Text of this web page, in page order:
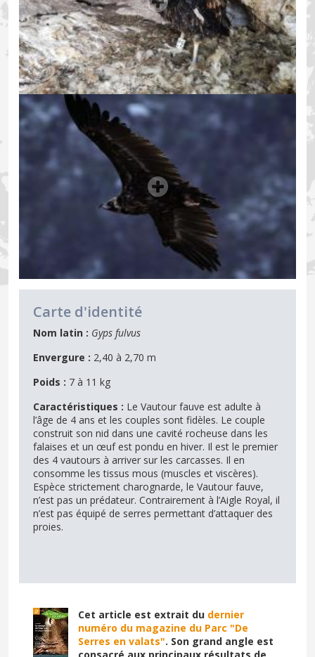
Carte d'identité
Nom latin : Gyps fulvus
Envergure : 2,40 à 2,70 m
Poids : 7 à 11 kg
Caractéristiques : Le Vautour fauve est adulte à
l’âge de 4 ans et les couples sont fidèles. Le couple
construit son nid dans une cavité rocheuse dans les
falaises et un œuf est pondu en hiver. Il est le premier
des 4 vautours à arriver sur les carcasses. Il en
consomme les tissus mous (muscles et viscères).
Espèce strictement charognarde, le Vautour fauve,
n’est pas un prédateur. Contrairement à l’Aigle Royal, il
n’est pas équipé de serres permettant d’attaquer des
proies.
Cet article est extrait du dernier
numéro du magazine du Parc "De
Serres en valats". Son grand angle est